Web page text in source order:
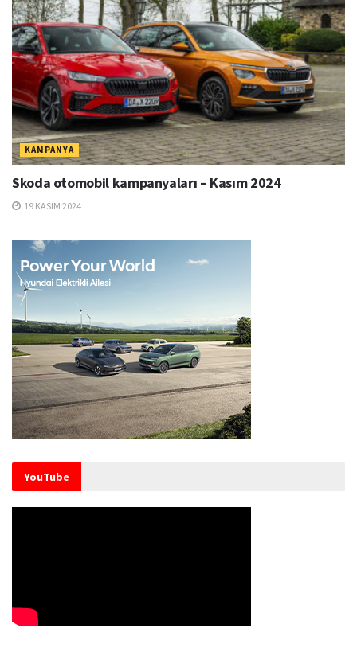
KAMPANYA
Skoda otomobil kampanyaları – Kasım 2024
19 KASIM 2024
YouTube